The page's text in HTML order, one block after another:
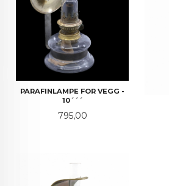
PARAFINLAMPE FOR VEGG -
10´´´
Pris
795,00